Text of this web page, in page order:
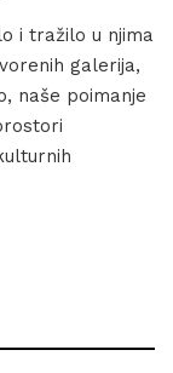
i tražilo u njima
galerija,
naše poimanje